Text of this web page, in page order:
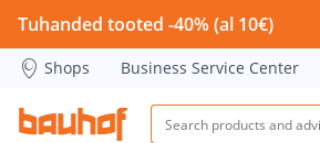
LIIM KIILTO TIXO 50ML - Bauhof has
Tuhanded tooted -40% (al 10€)
Shops Business Service Center